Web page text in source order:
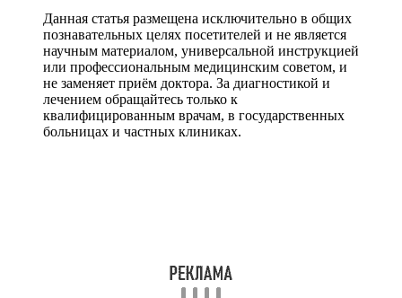
Данная статья размещена исключительно в общих
познавательных целях посетителей и не является
научным материалом, универсальной инструкцией
или профессиональным медицинским советом, и
не заменяет приём доктора. За диагностикой и
лечением обращайтесь только к
квалифицированным врачам, в государственных
больницах и частных клиниках.